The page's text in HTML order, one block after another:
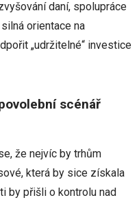
daní, spolupráce
orientace na
„udržitelné“ investice
scénář
že nejvíc by trhům
která by sice získala
by přišli o kontrolu nad